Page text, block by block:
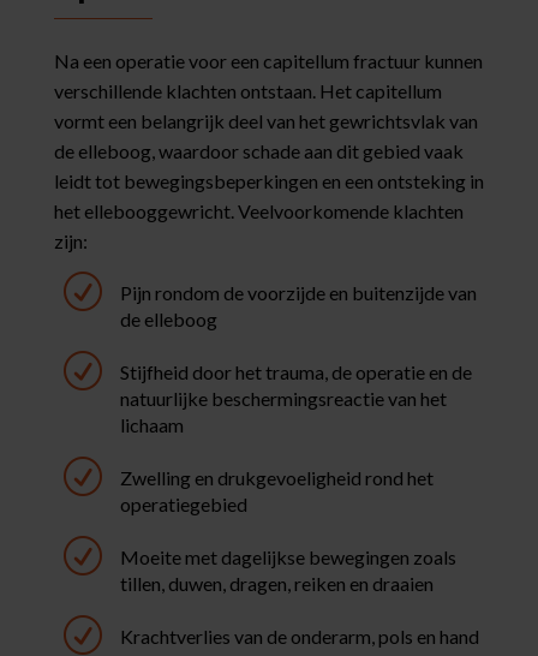
Na een operatie voor een capitellum fractuur kunnen
verschillende klachten ontstaan. Het capitellum
vormt een belangrijk deel van het gewrichtsvlak van
de elleboog, waardoor schade aan dit gebied vaak
leidt tot bewegingsbeperkingen en een ontsteking in
het ellebooggewricht. Veelvoorkomende klachten
zijn:
R
Pijn rondom de voorzijde en buitenzijde van
de elleboog
R
Stijfheid door het trauma, de operatie en de
natuurlijke beschermingsreactie van het
lichaam
R
Zwelling en drukgevoeligheid rond het
operatiegebied
R
Moeite met dagelijkse bewegingen zoals
tillen, duwen, dragen, reiken en draaien
R Krachtverlies van de onderarm, pols en hand